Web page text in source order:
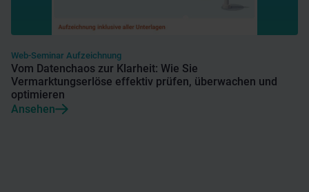
Web-Seminar Aufzeichnung
Vom Datenchaos zur Klarheit: Wie Sie
Vermarktungserlöse effektiv prüfen, überwachen und
optimieren
Ansehen